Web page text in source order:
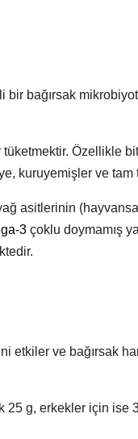
bağırsak
tüketmektir. Özellikle
kuruyemişler ve tam
asitlerinin
3 çoklu doymamış
etkiler ve bağırsak
25 g, erkekler için ise